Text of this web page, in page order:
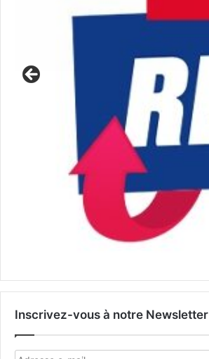
Inscrivez-vous à notre Newsletter